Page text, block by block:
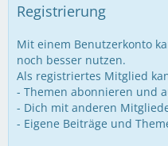
Registrierung
Mit einem Benutzerkonto
noch besser nutzen.
Als registriertes Mitglied
- Themen abonnieren und
- Dich mit anderen
- Eigene Beiträge und